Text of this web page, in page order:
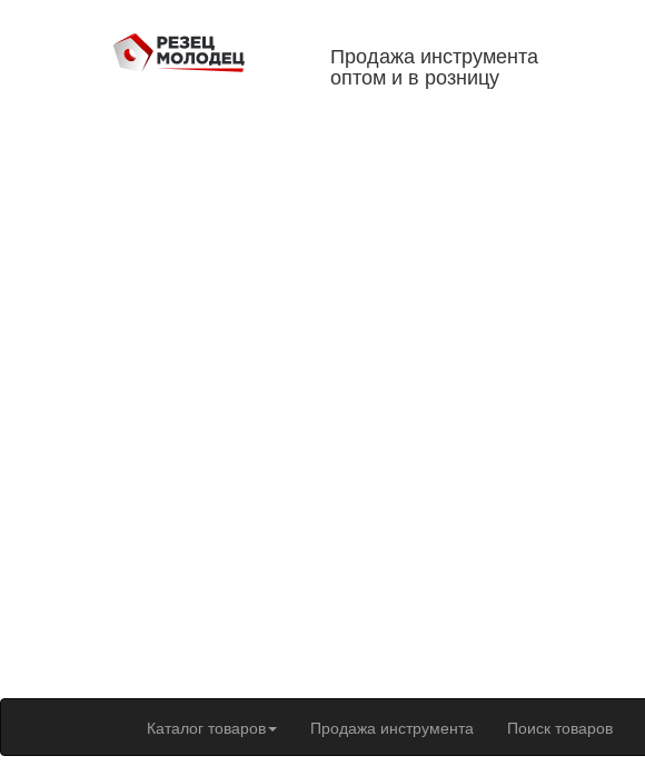
Продажа инструмента
оптом и в розницу
Каталог товаров Продажа инструмента Поиск товаров